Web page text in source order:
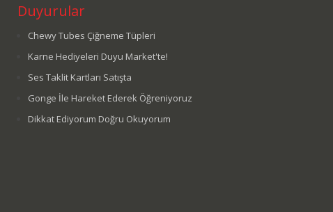
Duyurular
Chewy Tubes Çiğneme Tüpleri
Karne Hediyeleri Duyu Market'te!
Ses Taklit Kartları Satışta
Gonge İle Hareket Ederek Öğreniyoruz
Dikkat Ediyorum Doğru Okuyorum